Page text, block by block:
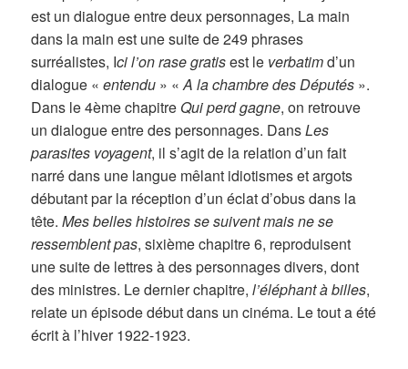
est un dialogue entre deux personnages, La main
dans la main est une suite de 249 phrases
surréalistes, Ici l’on rase gratisest le verbatimd’un
dialogue «entendu » «A la chambre des Députés ».
Dans le 4ème chapitre Qui perd gagne, on retrouve
un dialogue entre des personnages. DansLes
parasites voyagent, il s’agit de la relation d’un fait
narré dans une langue mêlant idiotismes et argots
débutant par la réception d’un éclat d’obus dans la
tête.Mes belles histoires se suivent mais ne se
ressemblent pas, sixième chapitre 6, reproduisent
une suite de lettres à des personnages divers, dont
des ministres. Le dernier chapitre,l’éléphant à billes,
relate un épisode début dans un cinéma. Le tout a été
écrit à l’hiver 1922-1923.